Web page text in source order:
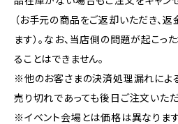
（お手元の商品をご返却いただき、
ます）。なお、当店側の問題が起こっ
ることはできません。
※他のお客さまの決済処理漏れによる
売り切れであっても後日ご注文いた
※イベント会場とは価格は異なります